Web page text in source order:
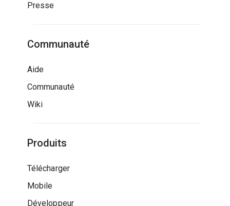
Presse
Communauté
Aide
Communauté
Wiki
Produits
Télécharger
Mobile
Développeur